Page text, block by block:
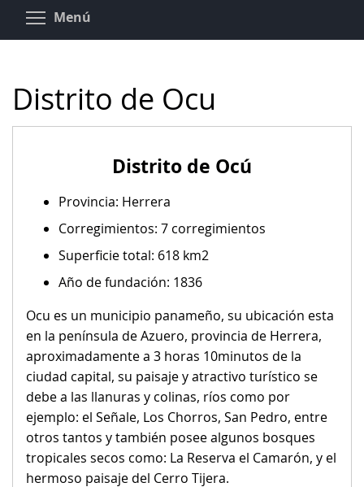
Pasar
Menú
Distrito de Ocu
Distrito de Ocú
Provincia: Herrera
Corregimientos: 7 corregimientos
Superficie total: 618 km2
Año de fundación: 1836
Ocu es un municipio panameño, su ubicación esta
en la península de Azuero, provincia de Herrera,
aproximadamente a 3 horas 10minutos de la
ciudad capital, su paisaje y atractivo turístico se
debe a las llanuras y colinas, ríos como por
ejemplo: el Señale, Los Chorros, San Pedro, entre
otros tantos y también posee algunos bosques
tropicales secos como: La Reserva el Camarón, y el
hermoso paisaje del Cerro Tijera.